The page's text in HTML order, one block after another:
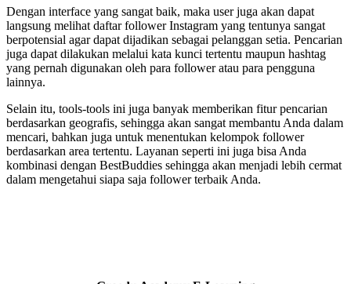
Dengan interface yang sangat baik, maka user juga akan dapat
langsung melihat daftar follower Instagram yang tentunya sangat
berpotensial agar dapat dijadikan sebagai pelanggan setia. Pencarian
juga dapat dilakukan melalui kata kunci tertentu maupun hashtag
yang pernah digunakan oleh para follower atau para pengguna
lainnya.
Selain itu, tools-tools ini juga banyak memberikan fitur pencarian
berdasarkan geografis, sehingga akan sangat membantu Anda dalam
mencari, bahkan juga untuk menentukan kelompok follower
berdasarkan area tertentu. Layanan seperti ini juga bisa Anda
kombinasi dengan BestBuddies sehingga akan menjadi lebih cermat
dalam mengetahui siapa saja follower terbaik Anda.